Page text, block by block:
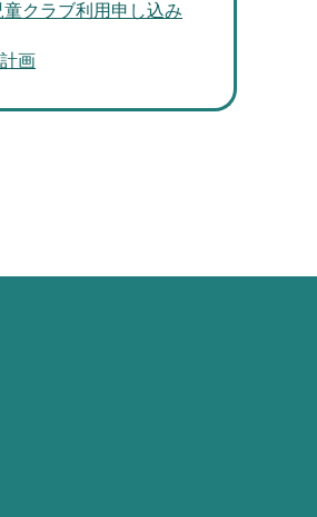
クラブ利用申し込み
画